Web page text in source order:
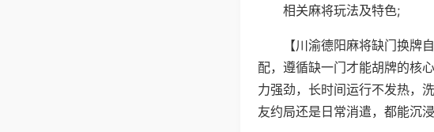
相关麻将玩法及特色;
【川渝德阳麻将缺门换牌
配，遵循缺一门才能胡牌的核
力强劲，长时间运行不发热，
友约局还是日常消遣，都能沉